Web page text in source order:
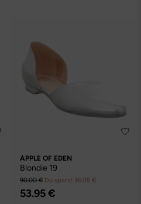
APPLE OF EDEN
Blondie 19
90.00 € Du sparst 36.05 €
53.95 €